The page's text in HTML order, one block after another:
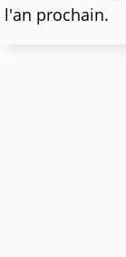
l'an prochain.